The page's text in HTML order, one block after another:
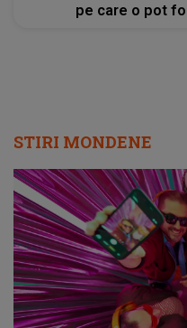
pe care o pot
STIRI MONDENE